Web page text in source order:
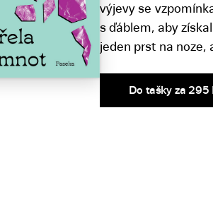
výjevy se
s ďáblem, aby
jeden prst na noze, a
Do tašky za 295